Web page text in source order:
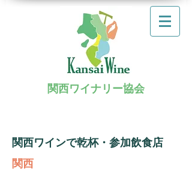
関西ワイナリー協会
関西ワインで乾杯・参加飲食店
関西